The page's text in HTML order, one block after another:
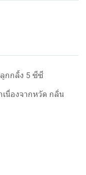
กกลิ้ง 5 ซีซี
เนื่องจากหวัด กลิ่น